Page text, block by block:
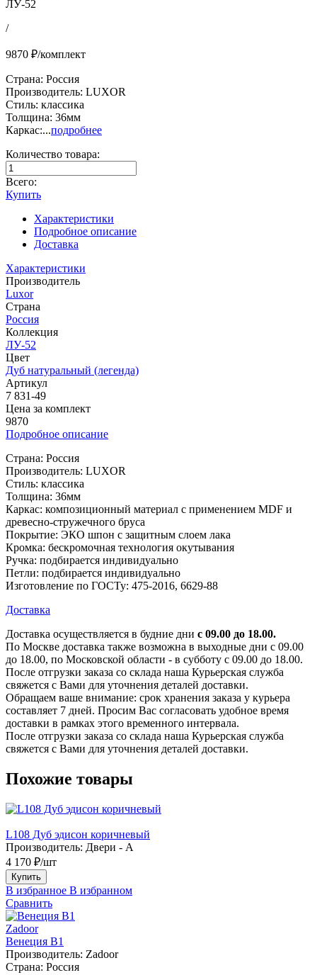
ЛУ-52
/
9870 ₽/комплект
Страна: Россия
Производитель: LUXOR
Стиль: классика
Толщина: 36мм
Каркас:...подробнее
Количество товара:
Всего:
Купить
Характеристики
Подробное описание
Доставка
Характеристики
Производитель
Luxor
Страна
Россия
Коллекция
ЛУ-52
Цвет
Дуб натуральный (легенда)
Артикул
7 831-49
Цена за комплект
9870
Подробное описание
Страна: Россия
Производитель: LUXOR
Стиль: классика
Толщина: 36мм
Каркас: композиционный материал с применением MDF и
древесно-стружечного бруса
Покрытие: ЭКО шпон с защитным слоем лака
Кромка: бескромочная технология окутывания
Ручка: подбирается индивидуально
Петли: подбирается индивидуально
Изготовление по ГОСТу: 475-2016, 6629-88
Доставка
Доставка осуществляется в будние дни с 09.00 до 18.00.
По Москве доставка также возможна в выходные дни с 09.00
до 18.00, по Московской области - в субботу с 09.00 до 18.00.
После отгрузки заказа со склада наша Курьерская служба
свяжется с Вами для уточнения деталей доставки.
Обращаем ваше внимание: срок хранения заказа у курьера
составляет 7 дней. Просим Вас согласовать удобное время
доставки в рамках этого временного интервала.
После отгрузки заказа со склада наша Курьерская служба
свяжется с Вами для уточнения деталей доставки.
Похожие товары
L108 Дуб эдисон коричневый
Производитель: Двери - А
4 170 ₽/шт
Купить
В избранное В избранном
Сравнить
Zadoor
Венеция В1
Производитель: Zadoor
Страна: Россия